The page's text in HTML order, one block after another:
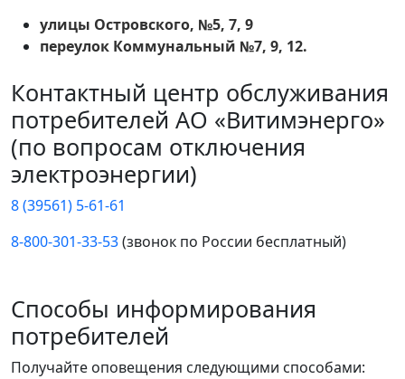
улицы Островского, №5, 7, 9
переулок Коммунальный №7, 9, 12.
Контактный центр обслуживания
потребителей АО «Витимэнерго»
(по вопросам отключения
электроэнергии)
8 (39561) 5-61-61
8-800-301-33-53(звонок по России бесплатный)
Способы информирования
потребителей
Получайте оповещения следующими способами: